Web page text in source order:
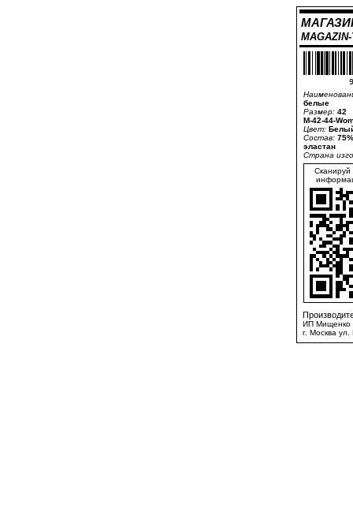
белые
Размер: 42
M-42-44-
Цвет:
Состав:
эластан
Страна
Сканируй
ИП Мищенко
г. Москва